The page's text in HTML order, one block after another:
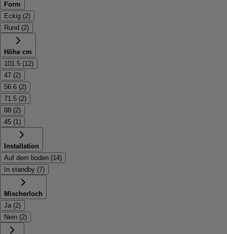
Form
Eckig (2)
Rund (2)
Höhe cm
101.5 (12)
47 (2)
56.6 (2)
71.5 (2)
88 (2)
45 (1)
Installation
Auf dem boden (14)
In standby (7)
Mischerloch
Ja (2)
Nein (2)